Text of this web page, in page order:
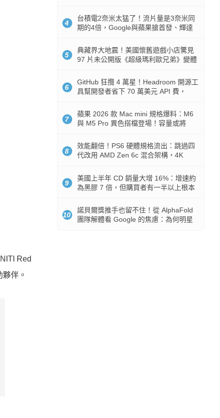
Red
伴。
4
台積電2奈米太猛了！流片量是3奈米同
期的4倍，Google與蘋果搶首發、輝達
5
典藏界大地震！美國懷舊遊戲小店驚見
97 片未公開版《超級瑪利歐兄弟》變體
6
GitHub 狂攬 4 萬星！Headroom 開源工
具幫開發者省下 70 萬美元 API 費，
7
蘋果 2026 款 Mac mini 規格爆料：M6
與 M5 Pro 異色搭檔登場！容量或將
8
效能翻倍！PS6 硬體規格流出：跳過四
代改用 AMD Zen 6c 混合架構，4K
9
美國上半年 CD 銷量大增 16%：增速約
為黑膠 7 倍，但購買者有一半以上根本
10
諾貝爾獎推手也留不住！從 AlphaFold
團隊解體看 Google 的焦慮：為何明星